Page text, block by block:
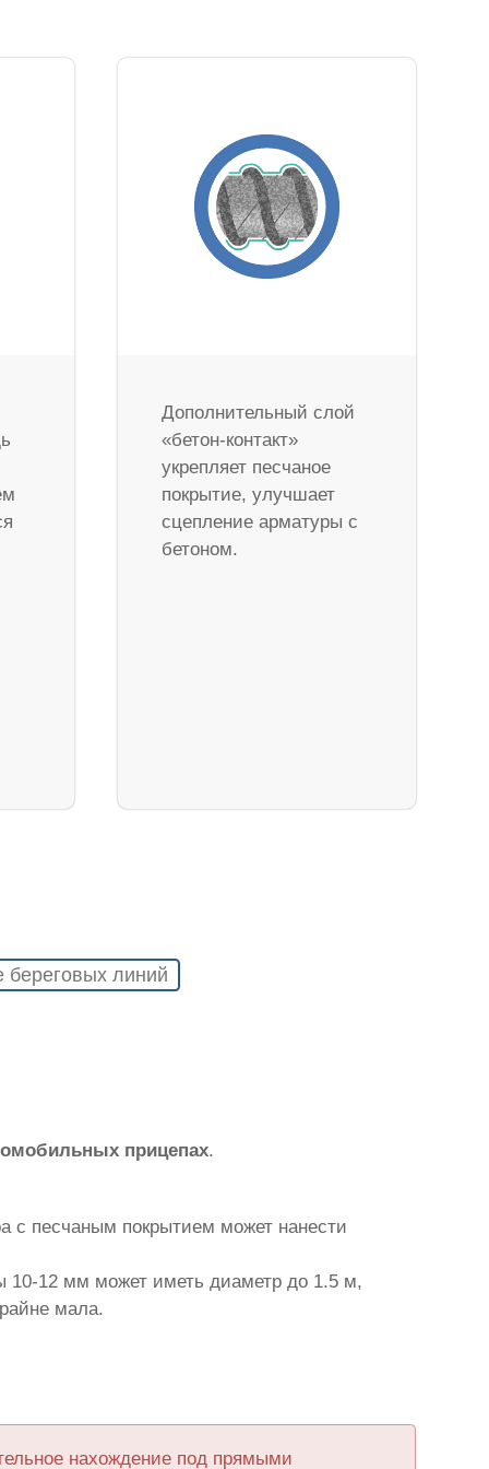
Дополнительный слой
«бетон-контакт»
укрепляет песчаное
покрытие, улучшает
сцепление арматуры с
бетоном.
береговых линий
прицепах.
с песчаным покрытием может нанести
10-12 мм может иметь диаметр до 1.5 м,
мала.
нахождение под прямыми